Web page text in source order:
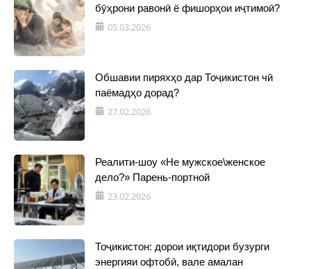
бӯҳрони равонӣ ё фишорҳои иҷтимоӣ?
05.03.2026
Обшавии пиряхҳо дар Тоҷикистон чӣ
паёмадҳо дорад?
27.02.2026
Реалити-шоу «Не мужское\женское
дело?» Парень-портной
23.02.2026
Тоҷикистон: дорои иқтидори бузурги
энергияи офтобӣ, вале амалан